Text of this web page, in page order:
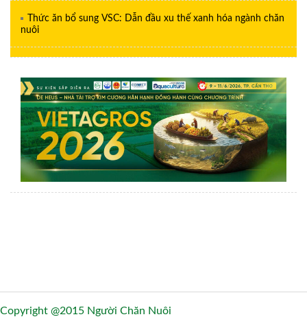
Thức ăn bổ sung VSC: Dẫn đầu xu thế xanh hóa ngành chăn
nuôi
Copyright @2015 Người Chăn Nuôi